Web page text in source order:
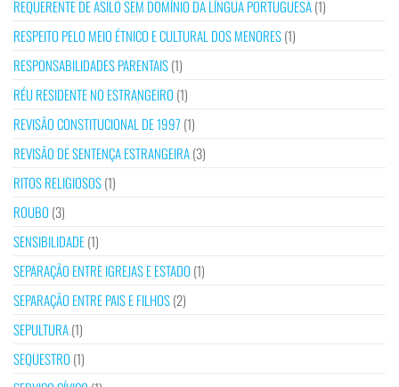
REQUERENTE DE ASILO SEM DOMÍNIO DA LÍNGUA PORTUGUESA(1)
RESPEITO PELO MEIO ÉTNICO E CULTURAL DOS MENORES(1)
RESPONSABILIDADES PARENTAIS(1)
RÉU RESIDENTE NO ESTRANGEIRO (1)
REVISÃO CONSTITUCIONAL DE 1997 (1)
REVISÃO DE SENTENÇA ESTRANGEIRA(3)
RITOS RELIGIOSOS(1)
ROUBO (3)
SENSIBILIDADE(1)
SEPARAÇÃO ENTRE IGREJAS E ESTADO (1)
SEPARAÇÃO ENTRE PAIS E FILHOS(2)
SEPULTURA(1)
SEQUESTRO (1)